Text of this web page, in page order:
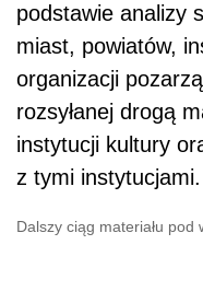
podstawie analizy
miast, powiatów,
organizacji
rozsyłanej drogą
instytucji kultury
z tymi instytucjami.
Dalszy ciąg materiału pod